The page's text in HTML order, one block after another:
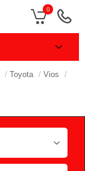
0
/ Toyota / Vios
/